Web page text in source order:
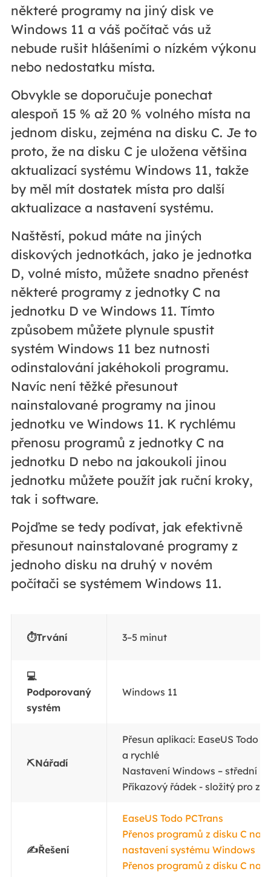
některé programy na jiný disk ve
Windows 11 a váš počítač vás už
nebude rušit hlášeními o nízkém výkonu
nebo nedostatku místa.
Obvykle se doporučuje ponechat
alespoň 15 % až 20 % volného místa na
jednom disku, zejména na disku C. Je to
proto, že na disku C je uložena většina
aktualizací systému Windows 11, takže
by měl mít dostatek místa pro další
aktualizace a nastavení systému.
Naštěstí, pokud máte na jiných
diskových jednotkách, jako je jednotka
D, volné místo, můžete snadno přenést
některé programy z jednotky C na
jednotku D ve Windows 11. Tímto
způsobem můžete plynule spustit
systém Windows 11 bez nutnosti
odinstalování jakéhokoli programu.
Navíc není těžké přesunout
nainstalované programy na jinou
jednotku ve Windows 11. K rychlému
přenosu programů z jednotky C na
jednotku D nebo na jakoukoli jinou
jednotku můžete použít jak ruční kroky,
tak i software.
Pojďme se tedy podívat, jak efektivně
přesunout nainstalované programy z
jednoho disku na druhý v novém
počítači se systémem Windows 11.
⏱️Trvání 3–5 minut
💻
Podporovaný
systém
Windows 11
⛏️Nářadí
Přesun aplikací: EaseUS Todo
a rychlé
Nastavení Windows – střední
Příkazový řádek - složitý pro
✍️Řešení
EaseUS Todo PCTrans
Přenos programů z disku C na
nastavení systému Windows
Přenos programů z disku C na